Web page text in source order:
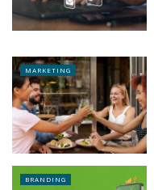
MARKETING
BRANDING